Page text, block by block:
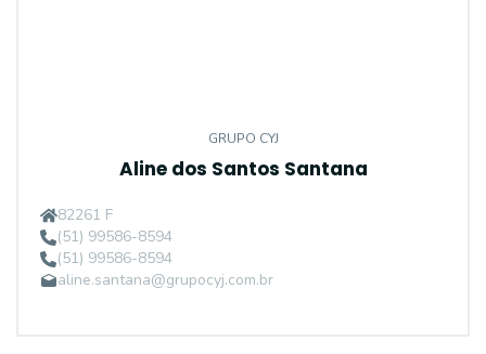
GRUPO CYJ
Aline dos Santos Santana
82261 F
(51) 99586-8594
(51) 99586-8594
aline.santana@grupocyj.com.br